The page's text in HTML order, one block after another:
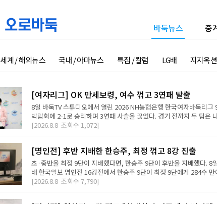
바둑뉴스 중
세계 / 해외뉴스 국내 / 아마뉴스 특집 / 칼럼 LG배 지지옥
[여자리그] OK 만세보령, 여수 꺾고 3연패 탈출
8일 바둑TV 스튜디오에서 열린 2026 NH농협은행 한국여자바둑리
박람회에 2-1로 승리하며 3연패 사슬을 끊었다. 경기 전까지 두 팀은
[2026.8.8 조회수 1,072]
[명인전] 후반 지배한 한승주, 최정 꺾고 8강 진출
초·중반을 최정 9단이 지배했다면, 한승주 9단이 후반을 지배했다. 8
배 한국일보 명인전 16강전에서 한승주 9단이 최정 9단에게 284수 만
[2026.8.8 조회수 7,790]